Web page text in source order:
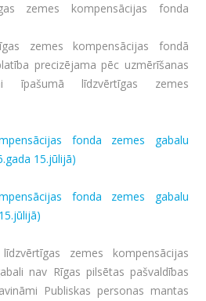
zemes kompensācijas fonda
zemes kompensācijas fondā
precizējama pēc uzmērīšanas
īpašumā līdzvērtīgas zemes
fonda zemes gabalu
15.jūlijā)
fonda zemes gabalu
zemes kompensācijas
nav Rīgas pilsētas pašvaldības
Publiskas personas mantas